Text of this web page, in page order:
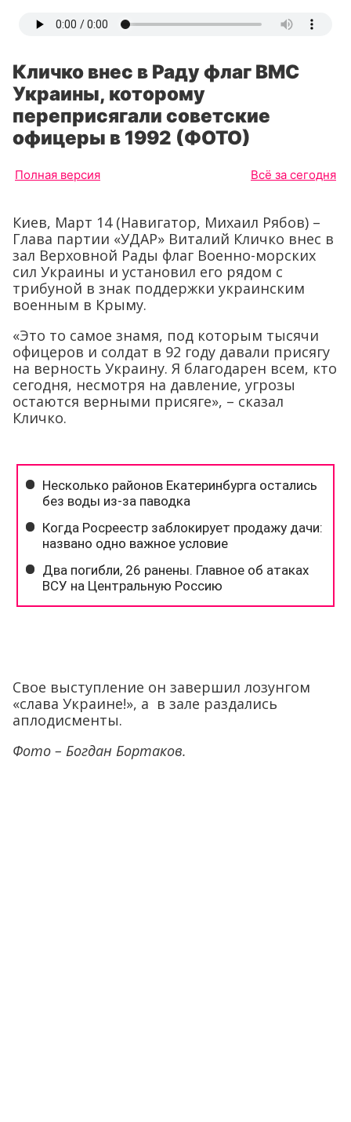
Кличко внес в Раду флаг ВМС
Украины, которому
переприсягали советские
офицеры в 1992 (ФОТО)
Полная версия Всё за сегодня
Киев, Март 14 (Навигатор, Михаил Рябов) –
Глава партии «УДАР» Виталий Кличко внес в
зал Верховной Рады флаг Военно-морских
сил Украины и установил его рядом с
трибуной в знак поддержки украинским
военным в Крыму.
«Это то самое знамя, под которым тысячи
офицеров и солдат в 92 году давали присягу
на верность Украину. Я благодарен всем, кто
сегодня, несмотря на давление, угрозы
остаются верными присяге», – сказал
Кличко.
Свое выступление он завершил лозунгом
«слава Украине!», а в зале раздались
аплодисменты.
Фото – Богдан Бортаков.